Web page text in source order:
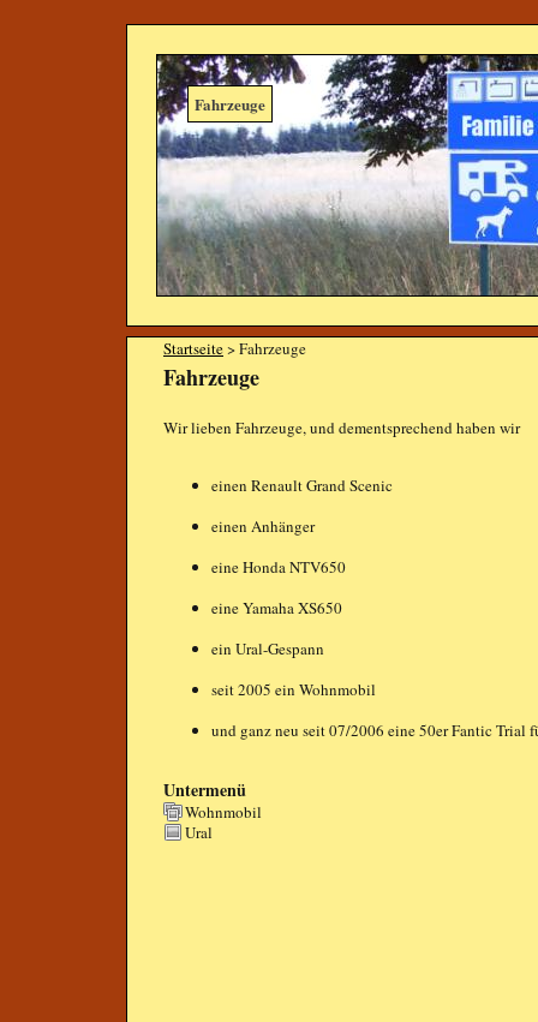
Fahrzeuge
Startseite> Fahrzeuge
Fahrzeuge
Wir lieben Fahrzeuge, und dementsprechend haben wir
einen Renault Grand Scenic
einen Anhänger
eine Honda NTV650
eine Yamaha XS650
ein Ural-Gespann
seit 2005 ein Wohnmobil
und ganz neu seit 07/2006 eine 50er Fantic Trial
Untermenü
Wohnmobil
Ural